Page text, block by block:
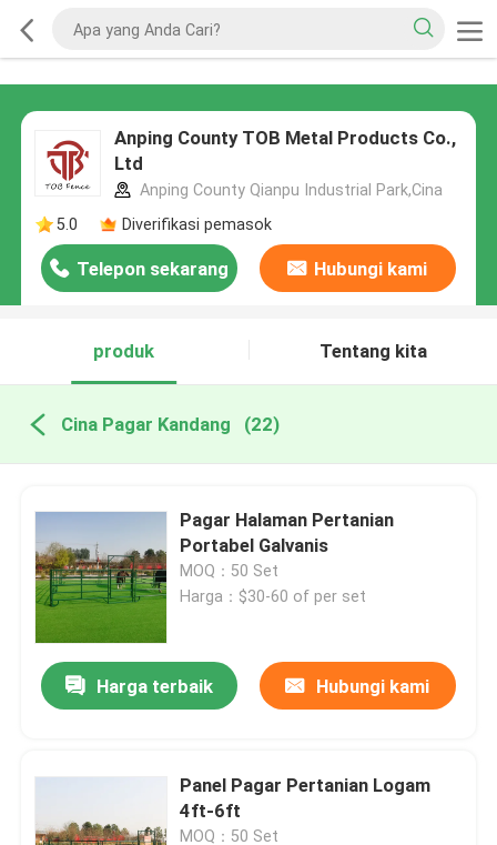
Anping County TOB Metal Products Co.,
Ltd
Anping County Qianpu Industrial Park,Cina
5.0
Diverifikasi pemasok
Telepon sekarang Hubungi kami
produk Tentang kita
Cina Pagar Kandang (22)
Pagar Halaman Pertanian
Portabel Galvanis
MOQ：50 Set
Harga：$30-60 of per set
Harga terbaik Hubungi kami
Panel Pagar Pertanian Logam
4ft-6ft
MOQ：50 Set